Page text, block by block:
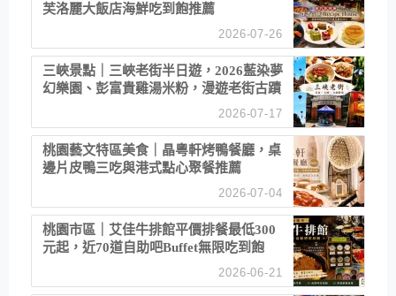
芙洛麗大飯店海鮮吃到飽推薦
2026-07-26
三峽景點｜三峽老街半日遊，2026藍染夢
幻樂園、彭富貴雞湯米粉，漫遊老街古蹟
2026-07-17
桃園藝文特區美食｜晶粵軒烤鴨餐廳，桌
邊片皮鴨三吃與港式點心聚餐推薦
2026-07-04
桃園市區｜艾佳牛排館平價排餐最低300
元起，近70道自助吧Buffet無限吃到飽
2026-06-21